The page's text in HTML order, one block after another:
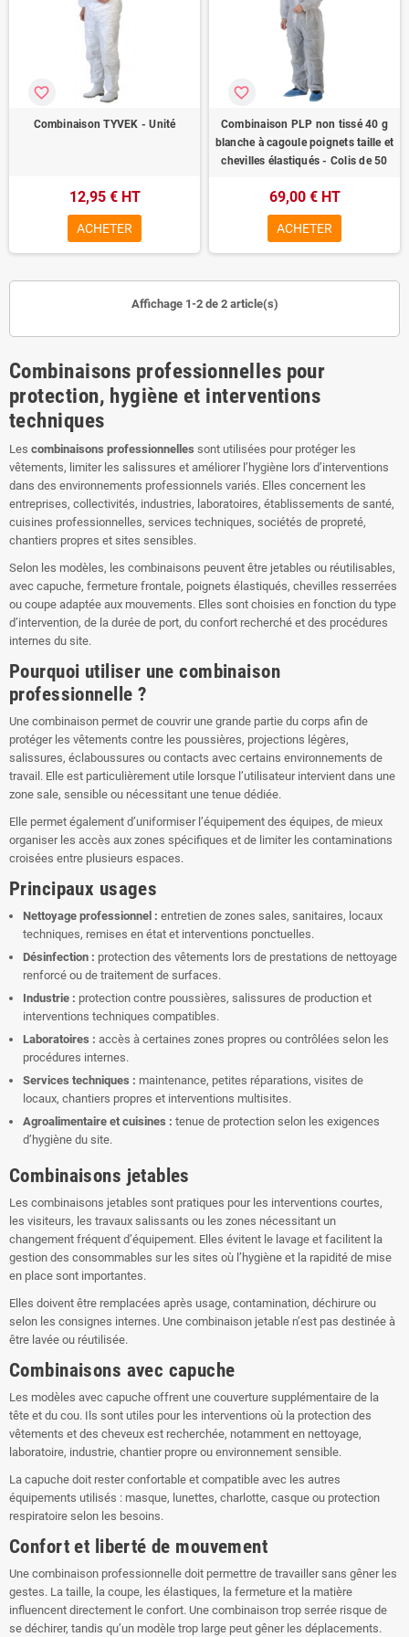
Combinaison TYVEK - Unité
favorite_border
12,95 € HT
ACHETER
Combinaison PLP non tissé 40 g
blanche à cagoule poignets taille et
chevilles élastiqués - Colis de 50
favorite_border
69,00 € HT
ACHETER
Affichage 1-2 de 2 article(s)
Combinaisons professionnelles pour
protection, hygiène et interventions
techniques
Les combinaisons professionnelles sont utilisées pour protéger les
vêtements, limiter les salissures et améliorer l’hygiène lors d’interventions
dans des environnements professionnels variés. Elles concernent les
entreprises, collectivités, industries, laboratoires, établissements de santé,
cuisines professionnelles, services techniques, sociétés de propreté,
chantiers propres et sites sensibles.
Selon les modèles, les combinaisons peuvent être jetables ou réutilisables,
avec capuche, fermeture frontale, poignets élastiqués, chevilles resserrées
ou coupe adaptée aux mouvements. Elles sont choisies en fonction du type
d’intervention, de la durée de port, du confort recherché et des procédures
internes du site.
Pourquoi utiliser une combinaison
professionnelle ?
Une combinaison permet de couvrir une grande partie du corps afin de
protéger les vêtements contre les poussières, projections légères,
salissures, éclaboussures ou contacts avec certains environnements de
travail. Elle est particulièrement utile lorsque l’utilisateur intervient dans une
zone sale, sensible ou nécessitant une tenue dédiée.
Elle permet également d’uniformiser l’équipement des équipes, de mieux
organiser les accès aux zones spécifiques et de limiter les contaminations
croisées entre plusieurs espaces.
Principaux usages
Nettoyage professionnel : entretien de zones sales, sanitaires, locaux
techniques, remises en état et interventions ponctuelles.
Désinfection : protection des vêtements lors de prestations de nettoyage
renforcé ou de traitement de surfaces.
Industrie : protection contre poussières, salissures de production et
interventions techniques compatibles.
Laboratoires : accès à certaines zones propres ou contrôlées selon les
procédures internes.
Services techniques : maintenance, petites réparations, visites de
locaux, chantiers propres et interventions multisites.
Agroalimentaire et cuisines : tenue de protection selon les exigences
d’hygiène du site.
Combinaisons jetables
Les combinaisons jetables sont pratiques pour les interventions courtes,
les visiteurs, les travaux salissants ou les zones nécessitant un
changement fréquent d’équipement. Elles évitent le lavage et facilitent la
gestion des consommables sur les sites où l’hygiène et la rapidité de mise
en place sont importantes.
Elles doivent être remplacées après usage, contamination, déchirure ou
selon les consignes internes. Une combinaison jetable n’est pas destinée à
être lavée ou réutilisée.
Combinaisons avec capuche
Les modèles avec capuche offrent une couverture supplémentaire de la
tête et du cou. Ils sont utiles pour les interventions où la protection des
vêtements et des cheveux est recherchée, notamment en nettoyage,
laboratoire, industrie, chantier propre ou environnement sensible.
La capuche doit rester confortable et compatible avec les autres
équipements utilisés : masque, lunettes, charlotte, casque ou protection
respiratoire selon les besoins.
Confort et liberté de mouvement
Une combinaison professionnelle doit permettre de travailler sans gêner les
gestes. La taille, la coupe, les élastiques, la fermeture et la matière
influencent directement le confort. Une combinaison trop serrée risque de
se déchirer, tandis qu’un modèle trop large peut gêner les déplacements.